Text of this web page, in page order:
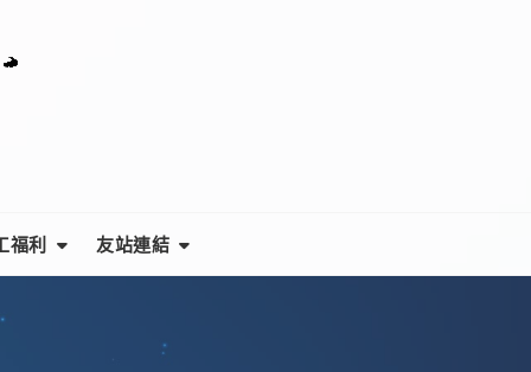
福利 友站連結